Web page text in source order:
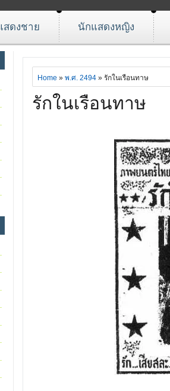
สดงชาย นักแสดงหญิง
Home » พ.ศ. 2494 » รักในเรือนทาษ
รักในเรือนทาษ